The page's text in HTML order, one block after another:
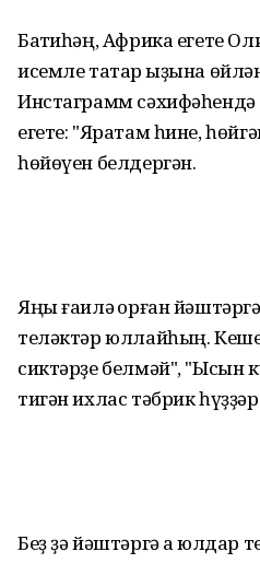
Баҡтиһәң, Африка егете
исемле татар ҡыҙына
Инстаграмм сәхифәһендә
егете: "Яратам һине,
һөйөүен белдергән.
Яңы ғаилә ҡорған
теләктәр юллайһың.
сиктәрҙе белмәй", "Ысын
тигән ихлас тәбрик
Беҙ ҙә йәштәргә аҡ юлдар